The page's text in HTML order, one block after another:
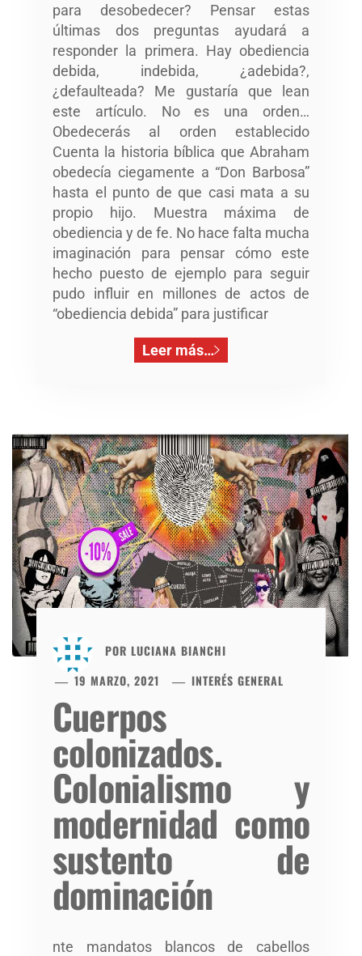
para desobedecer? Pensar estas
últimas dos preguntas ayudará a
responder la primera. Hay obediencia
debida, indebida, ¿adebida?,
¿defaulteada? Me gustaría que lean
este artículo. No es una orden…
Obedecerás al orden establecido
Cuenta la historia bíblica que Abraham
obedecía ciegamente a “Don Barbosa”
hasta el punto de que casi mata a su
propio hijo. Muestra máxima de
obediencia y de fe. No hace falta mucha
imaginación para pensar cómo este
hecho puesto de ejemplo para seguir
pudo influir en millones de actos de
“obediencia debida” para justificar
Leer más…
POR LUCIANA BIANCHI
19 MARZO, 2021
INTERÉS GENERAL
Cuerpos
colonizados.
Colonialismo y
modernidad como
sustento de
dominación
nte mandatos blancos de cabellos